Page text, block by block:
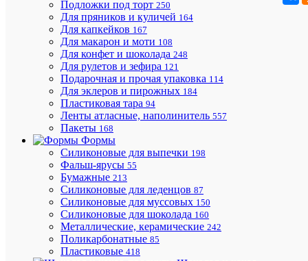
Подложки под торт 250
Для пряников и куличей 164
Для капкейков 167
Для макарон и моти 108
Для конфет и шоколада 248
Для рулетов и зефира 121
Подарочная и прочая упаковка 114
Для эклеров и пирожных 184
Пластиковая тара 94
Ленты атласные, наполинитель 557
Пакеты 168
Формы
Силиконовые для выпечки 198
Фальш-ярусы 55
Бумажные 213
Силиконовые для леденцов 87
Силиконовые для муссовых 150
Силиконовые для шоколада 160
Металлические, керамические 242
Поликарбонатные 85
Пластиковые 418